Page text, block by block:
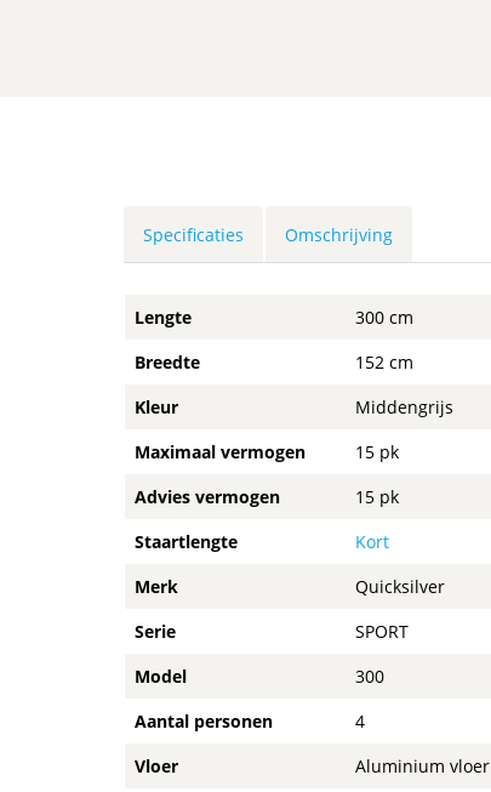
Specificaties Omschrijving
Lengte
300 cm
Breedte
152 cm
Kleur
Middengrijs
Maximaal vermogen
15 pk
Advies vermogen
15 pk
Staartlengte
Kort
Merk
Quicksilver
Serie
SPORT
Model
300
Aantal personen
4
Vloer
Aluminium vloer